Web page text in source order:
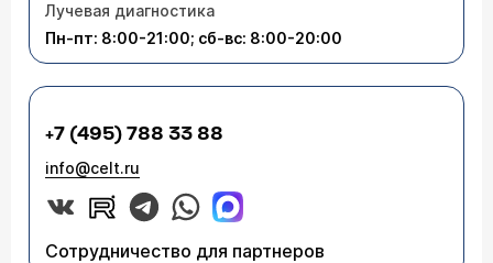
Лучевая диагностика
Пн-пт: 8:00-21:00; сб-вс: 8:00-20:00
+7 (495) 788 33 88
info@celt.ru
Сотрудничество для партнеров